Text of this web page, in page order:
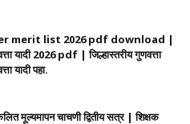
merit list 2026 pdf download |
यादी 2026 pdf | जिल्हास्तरीय गुणवत्ता
यादी पहा.
मूल्यमापन चाचणी द्वितीय सत्र | शिक्षक